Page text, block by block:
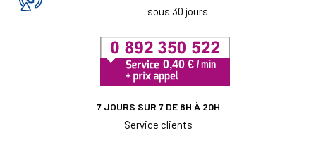
sous 30 jours
7 JOURS SUR 7 DE 8H À 20H
Service clients